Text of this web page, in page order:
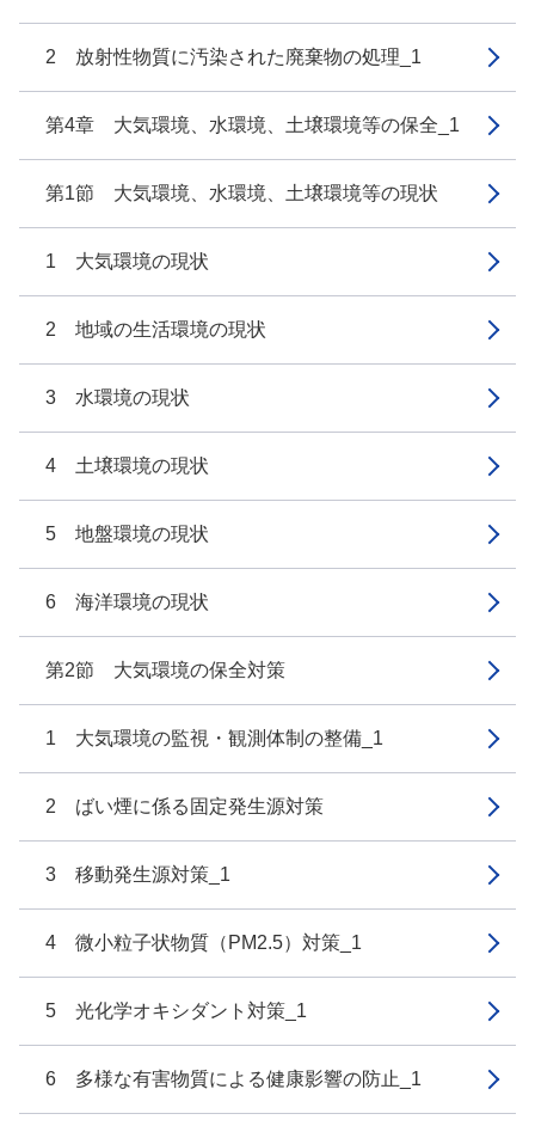
2 放射性物質に汚染された廃棄物の処理_1
第4章 大気環境、水環境、土壌環境等の保全_1
第1節 大気環境、水環境、土壌環境等の現状
1 大気環境の現状
2 地域の生活環境の現状
3 水環境の現状
4 土壌環境の現状
5 地盤環境の現状
6 海洋環境の現状
第2節 大気環境の保全対策
1 大気環境の監視・観測体制の整備_1
2 ばい煙に係る固定発生源対策
3 移動発生源対策_1
4 微小粒子状物質（PM2.5）対策_1
5 光化学オキシダント対策_1
6 多様な有害物質による健康影響の防止_1